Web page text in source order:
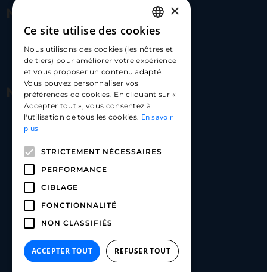
Nous contacter
hello@carloapp.com
Nous suivre
Carlo App | Instagram
Carlo App | Linkedin
FRENCH
ENGLISH
SPANISH
×
Ce site utilise des cookies
Nous utilisons des cookies (les nôtres et
de tiers) pour améliorer votre expérience
et vous proposer un contenu adapté.
Vous pouvez personnaliser vos
préférences de cookies. En cliquant sur «
Accepter tout », vous consentez à
l'utilisation de tous les cookies. En savoir
plus
STRICTEMENT NÉCESSAIRES
PERFORMANCE
CIBLAGE
FONCTIONNALITÉ
NON CLASSIFIÉS
ACCEPTER TOUT REFUSER TOUT